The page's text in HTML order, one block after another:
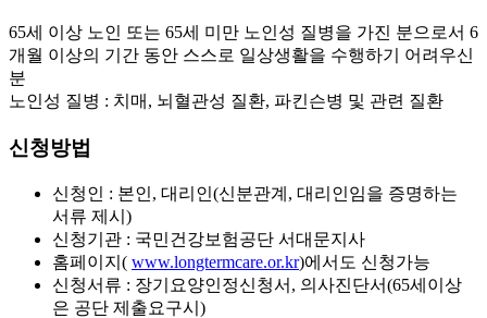
65세 이상 노인 또는 65세 미만 노인성 질병을 가진 분으로서 6
개월 이상의 기간 동안 스스로 일상생활을 수행하기 어려우신
분
노인성 질병 : 치매, 뇌혈관성 질환, 파킨슨병 및 관련 질환
신청방법
신청인 : 본인, 대리인(신분관계, 대리인임을 증명하는
서류 제시)
신청기관 : 국민건강보험공단 서대문지사
홈페이지( www.longtermcare.or.kr)에서도 신청가능
신청서류 : 장기요양인정신청서, 의사진단서(65세이상
은 공단 제출요구시)